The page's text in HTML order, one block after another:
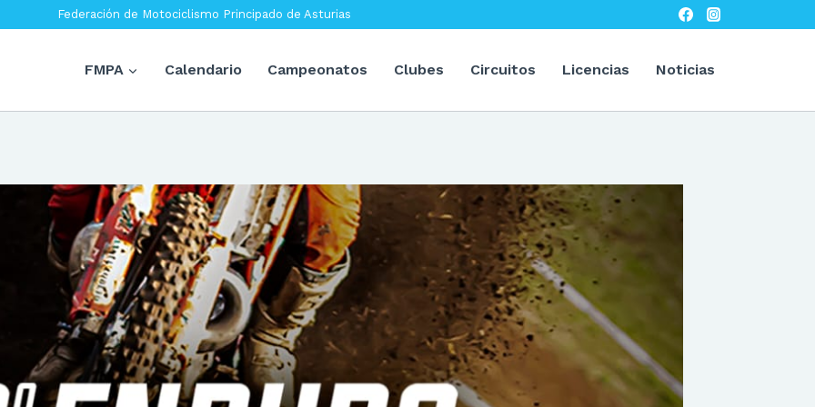
Federación de Motociclismo Principado de Asturias
FMPA Calendario Campeonatos Clubes Circuitos Licencias Noticias